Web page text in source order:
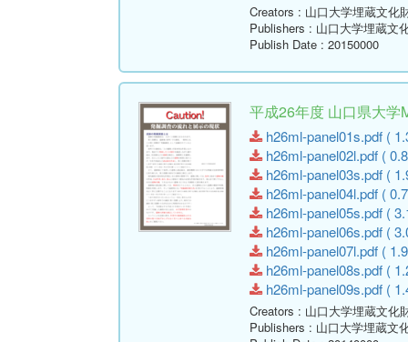
Creators : 山口大学埋蔵文化
Publishers : 山口大学埋蔵文
Publish Date : 20150000
平成26年度 山口県大
h26ml-panel01s.pdf (
h26ml-panel02l.pdf (
h26ml-panel03s.pdf (
h26ml-panel04l.pdf (
h26ml-panel05s.pdf (
h26ml-panel06s.pdf (
h26ml-panel07l.pdf (
h26ml-panel08s.pdf (
h26ml-panel09s.pdf (
Creators : 山口大学埋蔵文化
Publishers : 山口大学埋蔵文